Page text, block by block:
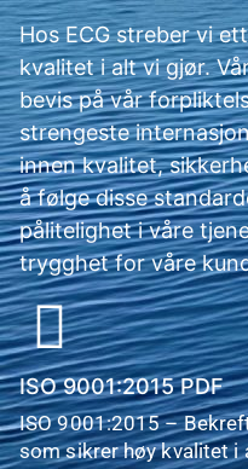
Hos ECG streber vi
kvalitet i alt vi gjør.
bevis på vår
strengeste
innen kvalitet,
å følge disse
pålitelighet i våre
trygghet for våre
ISO 9001:2015 PDF
ISO 9001:2015 –
som sikrer høy kvalitet i